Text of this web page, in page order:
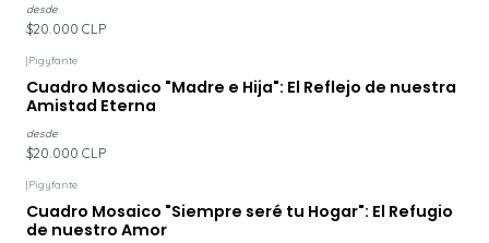
desde
$20.000 CLP
|Pigyfante
Cuadro Mosaico "Madre e Hija": El Reflejo de nuestra
Amistad Eterna
desde
$20.000 CLP
|Pigyfante
Cuadro Mosaico "Siempre seré tu Hogar": El Refugio
de nuestro Amor